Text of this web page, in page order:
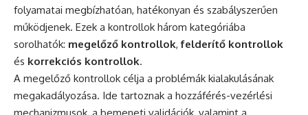
folyamatai megbízhatóan, hatékonyan és szabályszerűen
működjenek. Ezek a kontrollok három kategóriába
sorolhatók: megelőző kontrollok,felderítő kontrollok
és korrekciós kontrollok.
A megelőző kontrollok célja a problémák kialakulásának
megakadályozása. Ide tartoznak a hozzáférés-vezérlési